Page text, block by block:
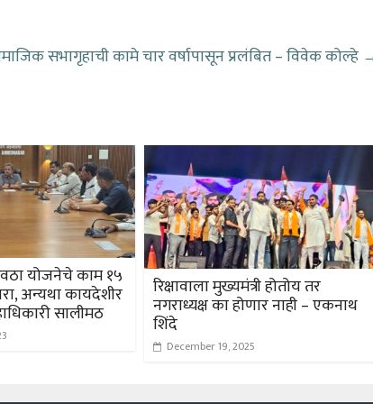
सभागृहाची कामे चार वर्षापासून प्रलंबित – विवेक कोल्हे
योजनेचे काम १५
अन्यथा कायदेशीर
सालीमठ
रिक्षावाला मुख्यमंत्री होतोय तर
नगराध्यक्ष का होणार नाही – एकनाथ
शिंदे
December 19, 2025